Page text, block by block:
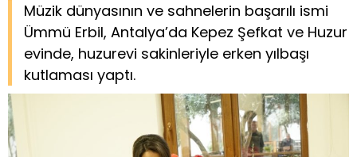
Müzik dünyasının ve sahnelerin başarılı ismi
Ümmü Erbil, Antalya’da Kepez Şefkat ve Huzur
evinde, huzurevi sakinleriyle erken yılbaşı
kutlaması yaptı.